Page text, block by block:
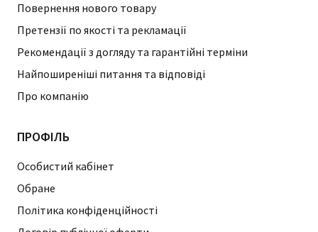
Повернення нового товару
Претензії по якості та рекламації
Рекомендації з догляду та гарантійні терміни
Найпоширеніші питання та відповіді
Про компанію
ПРОФІЛЬ
Особистий кабінет
Обране
Політика конфіденційності